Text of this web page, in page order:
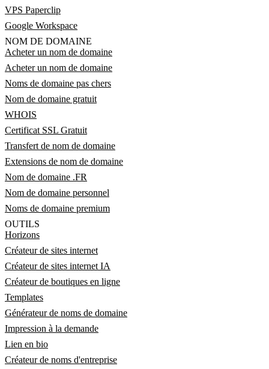
VPS Paperclip
Google Workspace
NOM DE DOMAINE
Acheter un nom de domaine
Acheter un nom de domaine
Noms de domaine pas chers
Nom de domaine gratuit
WHOIS
Certificat SSL Gratuit
Transfert de nom de domaine
Extensions de nom de domaine
Nom de domaine .FR
Nom de domaine personnel
Noms de domaine premium
OUTILS
Horizons
Créateur de sites internet
Créateur de sites internet IA
Créateur de boutiques en ligne
Templates
Générateur de noms de domaine
Impression à la demande
Lien en bio
Créateur de noms d'entreprise